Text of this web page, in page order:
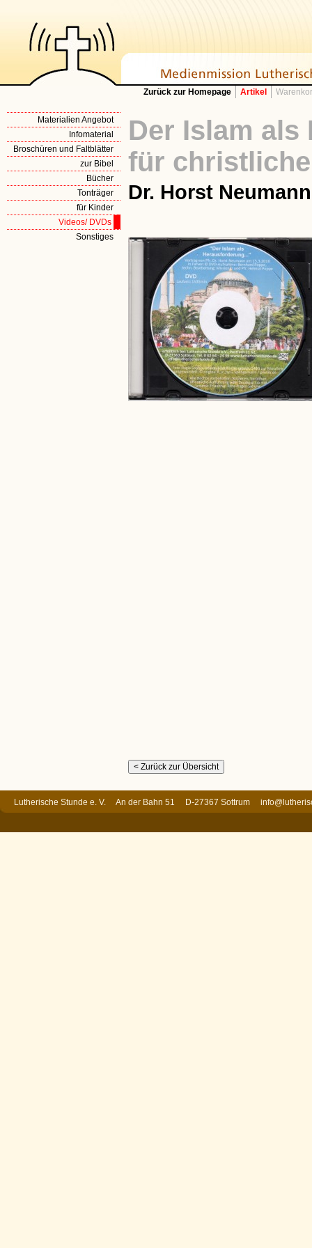
Zurück zur Homepage Artikel
Materialien Angebot
Infomaterial
Broschüren und Faltblätter
zur Bibel
Bücher
Tonträger
für Kinder
Videos/ DVDs
Sonstiges
Der Islam als
für
Dr. Horst Neumann
Lutherische Stunde e. V. An der Bahn 51 D-27367 Sottrum